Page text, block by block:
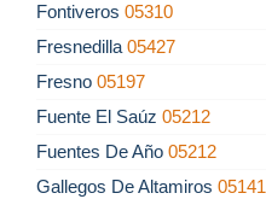
Fontiveros 05310
Fresnedilla 05427
Fresno 05197
Fuente El Saúz 05212
Fuentes De Año 05212
Gallegos De Altamiros 05141